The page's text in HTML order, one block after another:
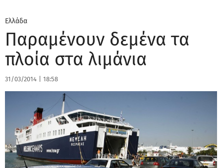
Ελλάδα
Παραμένουν δεμένα τα
πλοία στα λιμάνια
31/03/2014 18:58